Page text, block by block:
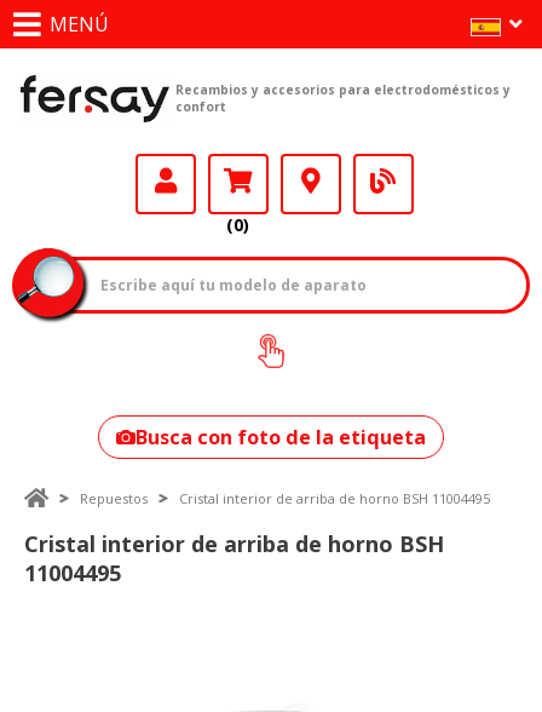
MENÚ
Recambios y accesorios para electrodomésticos y
confort
(0)
¿Cómo encontrar
tu modelo?
Busca con foto de la etiqueta
Repuestos Cristal interior de arriba de horno BSH 11004495
Cristal interior de arriba de horno BSH
11004495